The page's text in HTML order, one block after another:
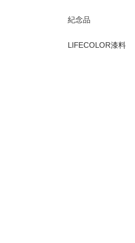
紀念品
LIFECOLOR漆料